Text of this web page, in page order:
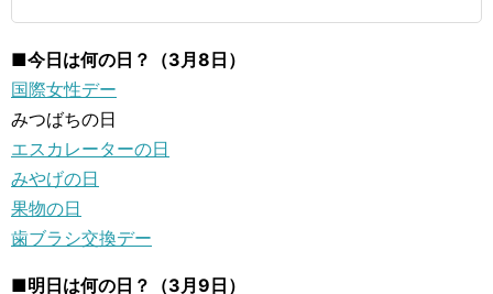
■今日は何の日？（3月8日）
国際女性デー
みつばちの日
エスカレーターの日
みやげの日
果物の日
歯ブラシ交換デー
■明日は何の日？（3月9日）